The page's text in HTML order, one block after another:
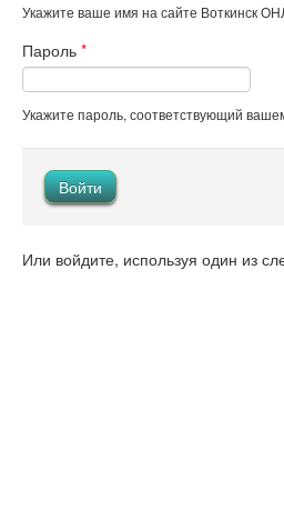
Укажите ваше имя на сайте Воткинск
Пароль *
Укажите пароль, соответствующий
Или войдите, используя один из